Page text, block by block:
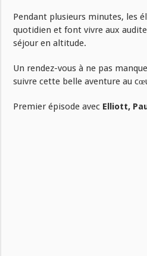
Pendant plusieurs minutes, les
quotidien et font vivre aux
séjour en altitude.
Un rendez-vous à ne pas
suivre cette belle aventure au
Premier épisode avec Elliott,